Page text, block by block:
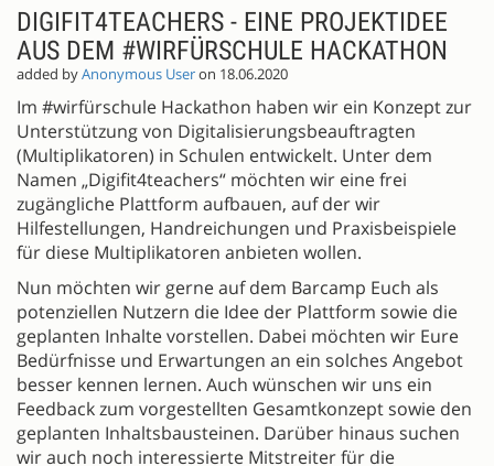
DIGIFIT4TEACHERS - EINE PROJEKTIDEE
AUS DEM #WIRFÜRSCHULE HACKATHON
added byAnonymous Useron 18.06.2020
Im #wirfürschule Hackathon haben wir ein Konzept zur
Unterstützung von Digitalisierungsbeauftragten
(Multiplikatoren) in Schulen entwickelt. Unter dem
Namen „Digifit4teachers“ möchten wir eine frei
zugängliche Plattform aufbauen, auf der wir
Hilfestellungen, Handreichungen und Praxisbeispiele
für diese Multiplikatoren anbieten wollen.
Nun möchten wir gerne auf dem Barcamp Euch als
potenziellen Nutzern die Idee der Plattform sowie die
geplanten Inhalte vorstellen. Dabei möchten wir Eure
Bedürfnisse und Erwartungen an ein solches Angebot
besser kennen lernen. Auch wünschen wir uns ein
Feedback zum vorgestellten Gesamtkonzept sowie den
geplanten Inhaltsbausteinen. Darüber hinaus suchen
wir auch noch interessierte Mitstreiter für die